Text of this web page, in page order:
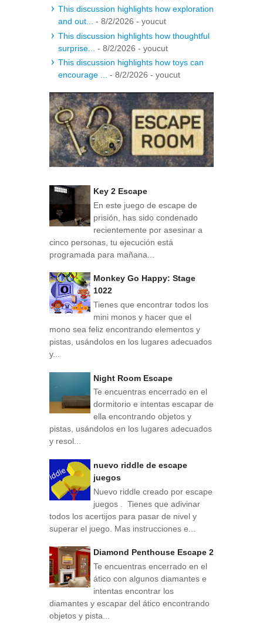
This discussion highlights how exploration
and out...
- 8/2/2026 - youcut
This discussion highlights how thoughtful
surprise...
- 8/2/2026 - youcut
This discussion highlights how toys can
encourage ...
- 8/2/2026 - youcut
Key 2 Escape
En este juego de escape de
prisión, has sido condenado
recientemente por asesinar a
cinco personas, tu ejecución está
programada para mañana...
Monkey Go Happy: Stage
1022
Tienes que encontrar todos los
mini monos y hacer que el
mono sea feliz encontrando elementos y
pistas, usándolos en los lugares adecuados
y...
Night Room Escape
Te encuentras encerrado en el
dormitorio e intentas escapar de
ella encontrando objetos y
pistas, usándolos en los lugares adecuados
y resol...
nuevo riddle de escape
juegos
Nuevo riddle creado por escape
juegos . Tienes que adivinar
todos los acertijos para pasar de nivel y
superar el juego. Mas instrucciones e...
Diamond Penthouse Escape 2
Te encuentras encerrado en el
ático con algunos diamantes e
intentas encontrar los
diamantes y escapar del ático encontrando
objetos y pista...